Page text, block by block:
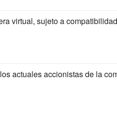
virtual, sujeto a
actuales accionistas de la